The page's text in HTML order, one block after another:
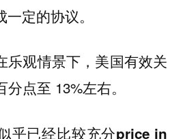
定的协议。
乐观情景下，美国有效关
点至 13%左右。
乎已经比较充分price in